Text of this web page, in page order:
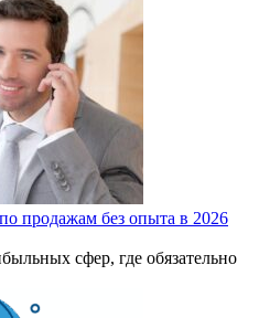
продажам без опыта в 2026
сфер, где обязательно